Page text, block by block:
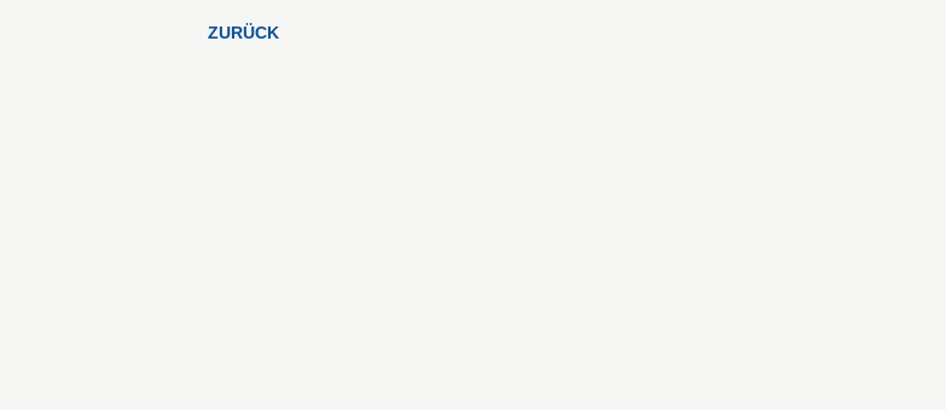
ZURÜCK